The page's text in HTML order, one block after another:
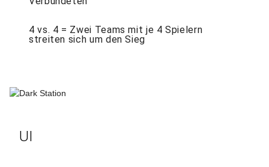
4 vs. 4 = Zwei Teams mit je 4 Spielern
streiten sich um den Sieg
UI